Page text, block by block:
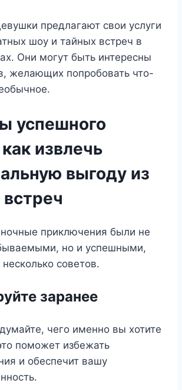
предлагают свои услуги
шоу и тайных встреч в
Они могут быть интересны
желающих попробовать что-
успешного
извлечь
выгоду из
приключения были не
но и успешными,
несколько советов.
заранее
чего именно вы хотите
поможет избежать
и обеспечит вашу